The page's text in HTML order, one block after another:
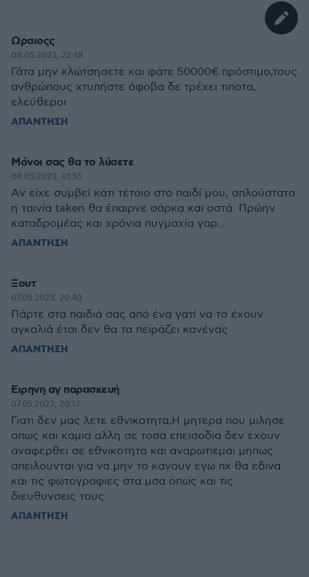
Ωραιοςς
08.05.2023, 22:48
Γάτα μην κλώτσησετε και φάτε 50000€ πρόστιμο,τους
ανθρώπους χτυπήστε άφοβα δε τρέχει τιποτα,
ελεύθεροι
ΑΠΑΝΤΗΣΗ
Μόνοι σας θα το λύσετε
08.05.2023, 01:55
Aν είχε συμβεί κάτι τέτοιο στο παιδί μου, απλούστατα
η ταινία taken θα έπαιρνε σάρκα και οστά. Πρώην
καταδρομέας και χρόνια πυγμαχία γαρ...
ΑΠΑΝΤΗΣΗ
Ξουτ
07.05.2023, 20:40
Πάρτε στα παιδιά σας από ένα γατί να το έχουν
αγκαλιά έτσι δεν θα τα πειράζει κανένας
ΑΠΑΝΤΗΣΗ
Ειρηνη αγ παρασκευή
07.05.2023, 20:13
Γιατι δεν μας λετε εθνικοτητα;Η μητερα που μιλησε
οπως και καμια αλλη σε τοσα επεισοδια δεν εχουν
αναφερθει σε εθνικοτητα και αναρωτιεμαι μηπως
απειλουνται για να μην το κανουν εγω πχ θα εδινα
και τις φωτογραφιες στα μσα οπως και τις
διευθυνσεις τους
ΑΠΑΝΤΗΣΗ